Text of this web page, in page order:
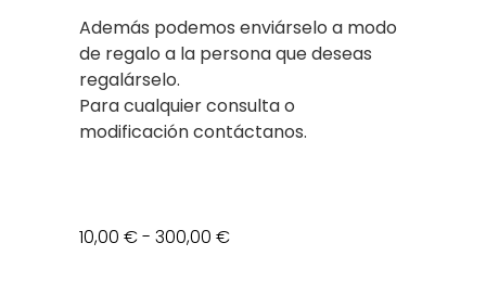
Además podemos enviárselo a modo
de regalo a la persona que deseas
regalárselo.
Para cualquier consulta o
modificación contáctanos.
10,00 €- 300,00 €